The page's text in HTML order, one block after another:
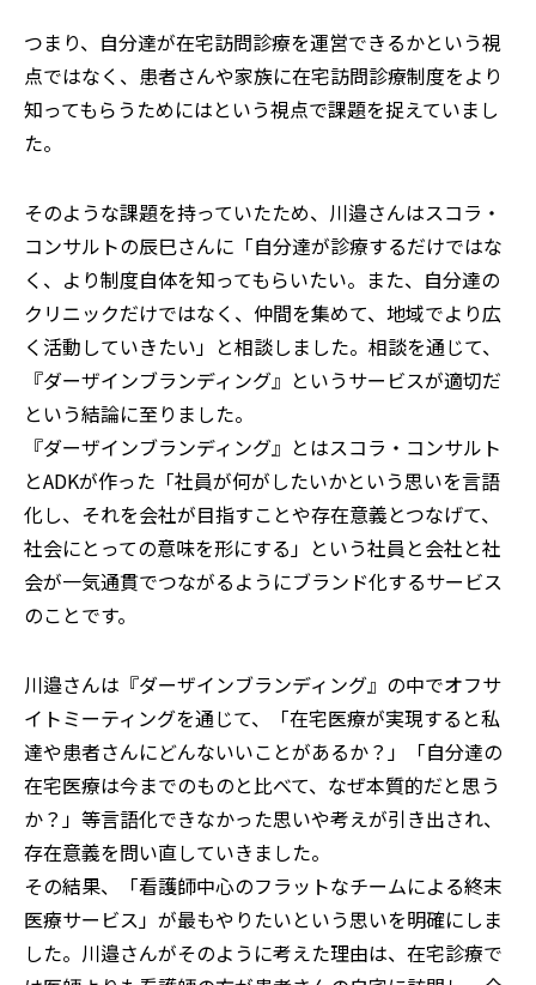
つまり、自分達が在宅訪問診療を運営できるかという視
点ではなく、患者さんや家族に在宅訪問診療制度をより
知ってもらうためにはという視点で課題を捉えていまし
た。
そのような課題を持っていたため、川邉さんはスコラ・
コンサルトの辰巳さんに「自分達が診療するだけではな
く、より制度自体を知ってもらいたい。また、自分達の
クリニックだけではなく、仲間を集めて、地域でより広
く活動していきたい」と相談しました。相談を通じて、
『ダーザインブランディング』というサービスが適切だ
という結論に至りました。
『ダーザインブランディング』とはスコラ・コンサルト
とADKが作った「社員が何がしたいかという思いを言語
化し、それを会社が目指すことや存在意義とつなげて、
社会にとっての意味を形にする」という社員と会社と社
会が一気通貫でつながるようにブランド化するサービス
のことです。
川邉さんは『ダーザインブランディング』の中でオフサ
イトミーティングを通じて、「在宅医療が実現すると私
達や患者さんにどんないいことがあるか？」「自分達の
在宅医療は今までのものと比べて、なぜ本質的だと思う
か？」等言語化できなかった思いや考えが引き出され、
存在意義を問い直していきました。
その結果、「看護師中心のフラットなチームによる終末
医療サービス」が最もやりたいという思いを明確にしま
した。川邉さんがそのように考えた理由は、在宅診療で